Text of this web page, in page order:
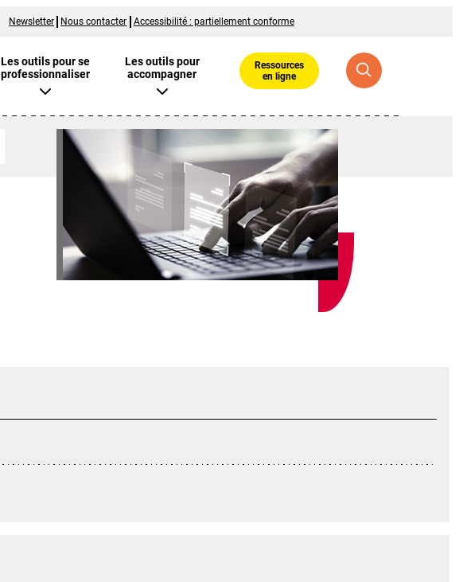
Newsletter Nous contacter Accessibilité : partiellement conforme
Les outils pour se
professionnaliser
Les outils pour
accompagner
Ressources
en ligne